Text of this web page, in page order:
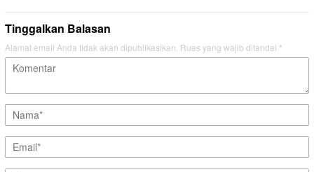
Tinggalkan Balasan
Alamat email Anda tidak akan dipublikasikan. Ruas yang wajib ditandai *